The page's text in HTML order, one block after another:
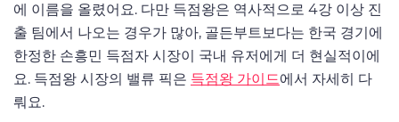
에 이름을 올렸어요. 다만 득점왕은 역사적으로 4강 이상 진
출 팀에서 나오는 경우가 많아, 골든부트보다는 한국 경기에
한정한 손흥민 득점자 시장이 국내 유저에게 더 현실적이에
요. 득점왕 시장의 밸류 픽은 득점왕 가이드에서 자세히 다
뤄요.